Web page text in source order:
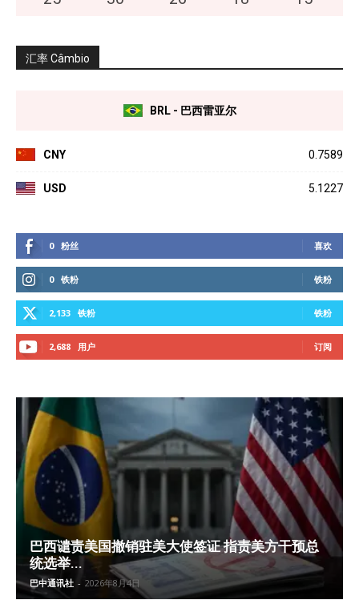
汇率 Câmbio
BRL - 巴西雷亚尔
CNY 0.7589
USD 5.1227
0 粉丝 喜欢
0 铁粉 铁粉
2,133 铁粉 铁粉
2,688 用户 订阅
巴西谴责美国撤销驻美大使签证 指责美方干预总
统选举...
巴中通讯社 - 2026年8月4日